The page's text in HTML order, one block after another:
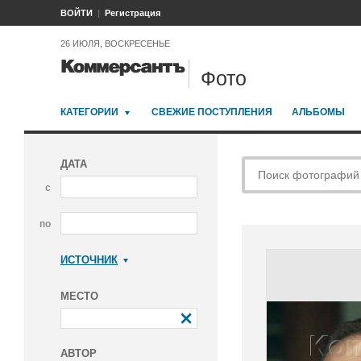
ВОЙТИ Регистрация
26 ИЮЛЯ, ВОСКРЕСЕНЬЕ
Фото
КАТЕГОРИИ СВЕЖИЕ ПОСТУПЛЕНИЯ АЛЬБОМЫ
ДАТА
с
по
ИСТОЧНИК
МЕСТО
АВТОР